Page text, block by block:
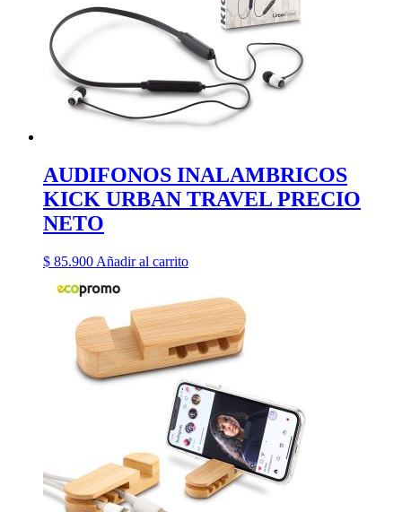
AUDIFONOS INALAMBRICOS
KICK URBAN TRAVEL PRECIO
NETO
$ 85.900 Añadir al carrito